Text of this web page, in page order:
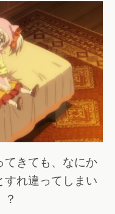
てきても、なにか
すれ違ってしまい